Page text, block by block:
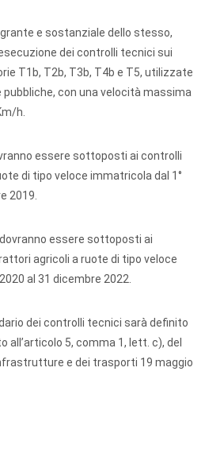
e sostanziale dello stesso,
dei controlli tecnici sui
T1b, T2b, T3b, T4b e T5, utilizzate
con una velocità massima
h.
essere sottoposti ai controlli
di tipo veloce immatricola dal 1°
2019.
essere sottoposti ai
agricoli a ruote di tipo veloce
al 31 dicembre 2022.
dei controlli tecnici sarà definito
all’articolo 5, comma 1, lett. c), del
e dei trasporti 19 maggio